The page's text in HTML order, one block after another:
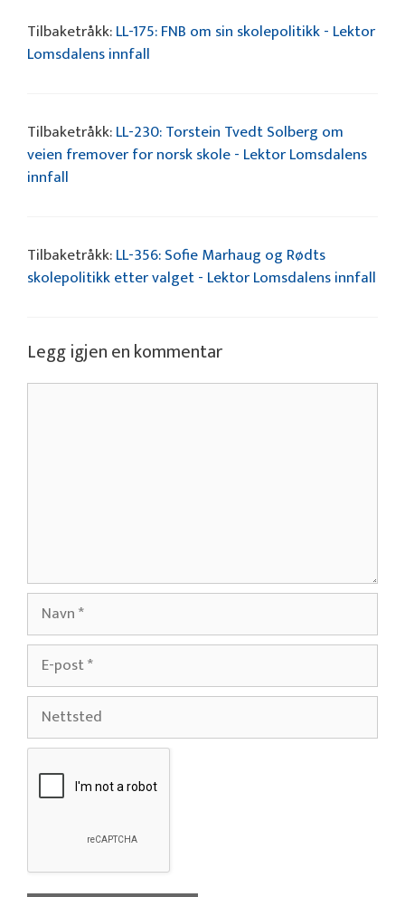
Tilbaketråkk:LL-175: FNB om sin skolepolitikk - Lektor
Lomsdalens innfall
Tilbaketråkk:LL-230: Torstein Tvedt Solberg om
veien fremover for norsk skole - Lektor Lomsdalens
innfall
Tilbaketråkk:LL-356: Sofie Marhaug og Rødts
skolepolitikk etter valget - Lektor Lomsdalens innfall
Legg igjen en kommentar
Kommentar
Navn
E-
post
Nettsted